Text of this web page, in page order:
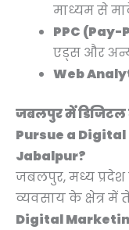
माध्यम से
PPC
एड्स और अन्य
Web
जबलपुर में डिजिटल
Pursue a
Jabalpur?
जबलपुर, मध्य प्रदेश
व्यवसाय के क्षेत्र में
Digital